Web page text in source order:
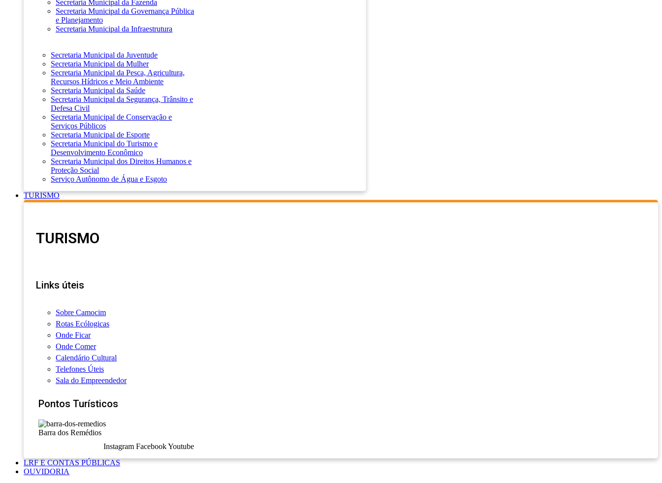
Secretaria Municipal da Fazenda
Secretaria Municipal da Governança Pública
e Planejamento
Secretaria Municipal da Infraestrutura
Secretaria Municipal da Juventude
Secretaria Municipal da Mulher
Secretaria Municipal da Pesca, Agricultura,
Recursos Hídricos e Meio Ambiente
Secretaria Municipal da Saúde
Secretaria Municipal da Segurança, Trânsito e
Defesa Civil
Secretaria Municipal de Conservação e
Serviços Públicos
Secretaria Municipal de Esporte
Secretaria Municipal do Turismo e
Desenvolvimento Econômico
Secretaria Municipal dos Direitos Humanos e
Proteção Social
Serviço Autônomo de Água e Esgoto
TURISMO
TURISMO
Links úteis
Sobre Camocim
Rotas Ecólogicas
Onde Ficar
Onde Comer
Calendário Cultural
Telefones Úteis
Sala do Empreendedor
Pontos Turísticos
Barra dos Remédios
Instagram FacebookYoutube
LRF E CONTAS PÚBLICAS
OUVIDORIA